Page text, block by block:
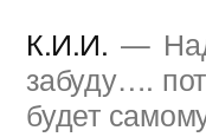
содержимому
К.И.И.
забуду….
будет